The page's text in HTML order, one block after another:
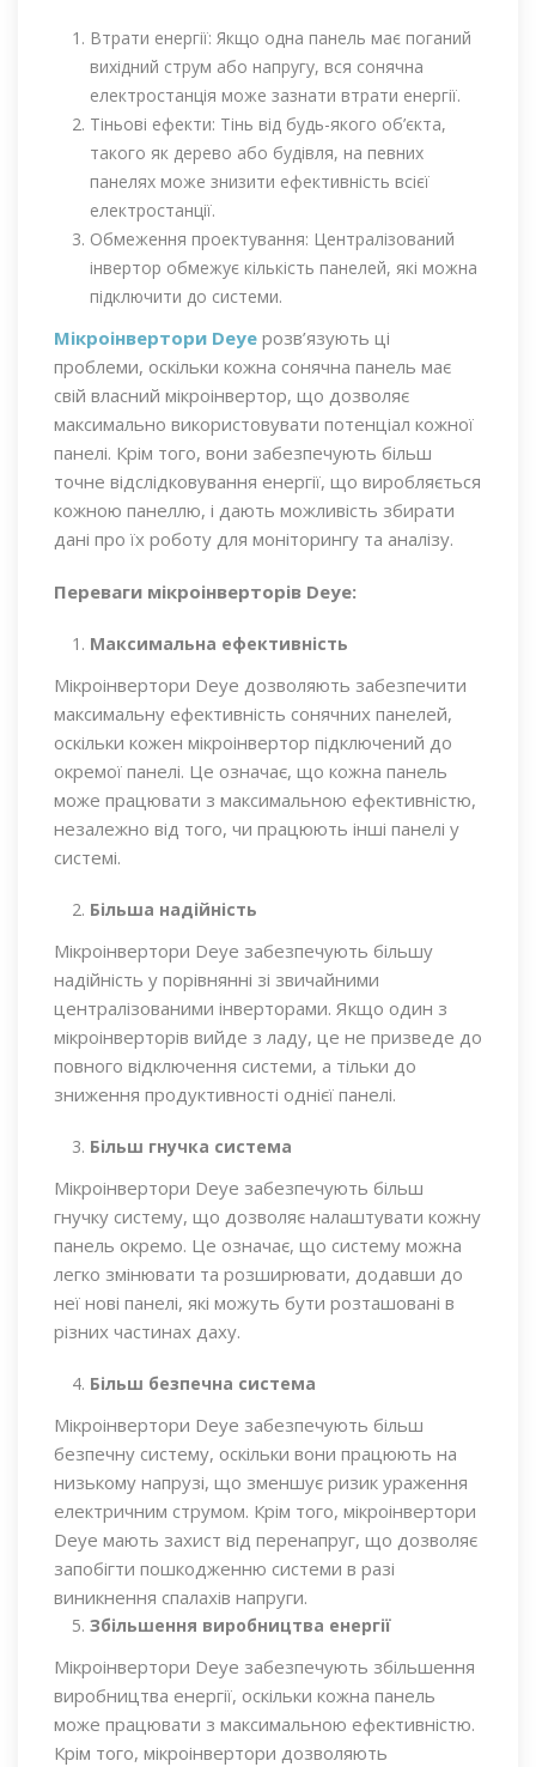
Втрати енергії: Якщо одна панель має поганий
вихідний струм або напругу, вся сонячна
електростанція може зазнати втрати енергії.
Тіньові ефекти: Тінь від будь-якого об’єкта,
такого як дерево або будівля, на певних
панелях може знизити ефективність всієї
електростанції.
Обмеження проектування: Централізований
інвертор обмежує кількість панелей, які можна
підключити до системи.
Мікроінвертори Deye розв’язують ці
проблеми, оскільки кожна сонячна панель має
свій власний мікроінвертор, що дозволяє
максимально використовувати потенціал кожної
панелі. Крім того, вони забезпечують більш
точне відслідковування енергії, що виробляється
кожною панеллю, і дають можливість збирати
дані про їх роботу для моніторингу та аналізу.
Переваги мікроінверторів Deye:
Максимальна ефективність
Мікроінвертори Deye дозволяють забезпечити
максимальну ефективність сонячних панелей,
оскільки кожен мікроінвертор підключений до
окремої панелі. Це означає, що кожна панель
може працювати з максимальною ефективністю,
незалежно від того, чи працюють інші панелі у
системі.
Більша надійність
Мікроінвертори Deye забезпечують більшу
надійність у порівнянні зі звичайними
централізованими інверторами. Якщо один з
мікроінверторів вийде з ладу, це не призведе до
повного відключення системи, а тільки до
зниження продуктивності однієї панелі.
Більш гнучка система
Мікроінвертори Deye забезпечують більш
гнучку систему, що дозволяє налаштувати кожну
панель окремо. Це означає, що систему можна
легко змінювати та розширювати, додавши до
неї нові панелі, які можуть бути розташовані в
різних частинах даху.
Більш безпечна система
Мікроінвертори Deye забезпечують більш
безпечну систему, оскільки вони працюють на
низькому напрузі, що зменшує ризик ураження
електричним струмом. Крім того, мікроінвертори
Deye мають захист від перенапруг, що дозволяє
запобігти пошкодженню системи в разі
виникнення спалахів напруги.
Збільшення виробництва енергії
Мікроінвертори Deye забезпечують збільшення
виробництва енергії, оскільки кожна панель
може працювати з максимальною ефективністю.
Крім того, мікроінвертори дозволяють